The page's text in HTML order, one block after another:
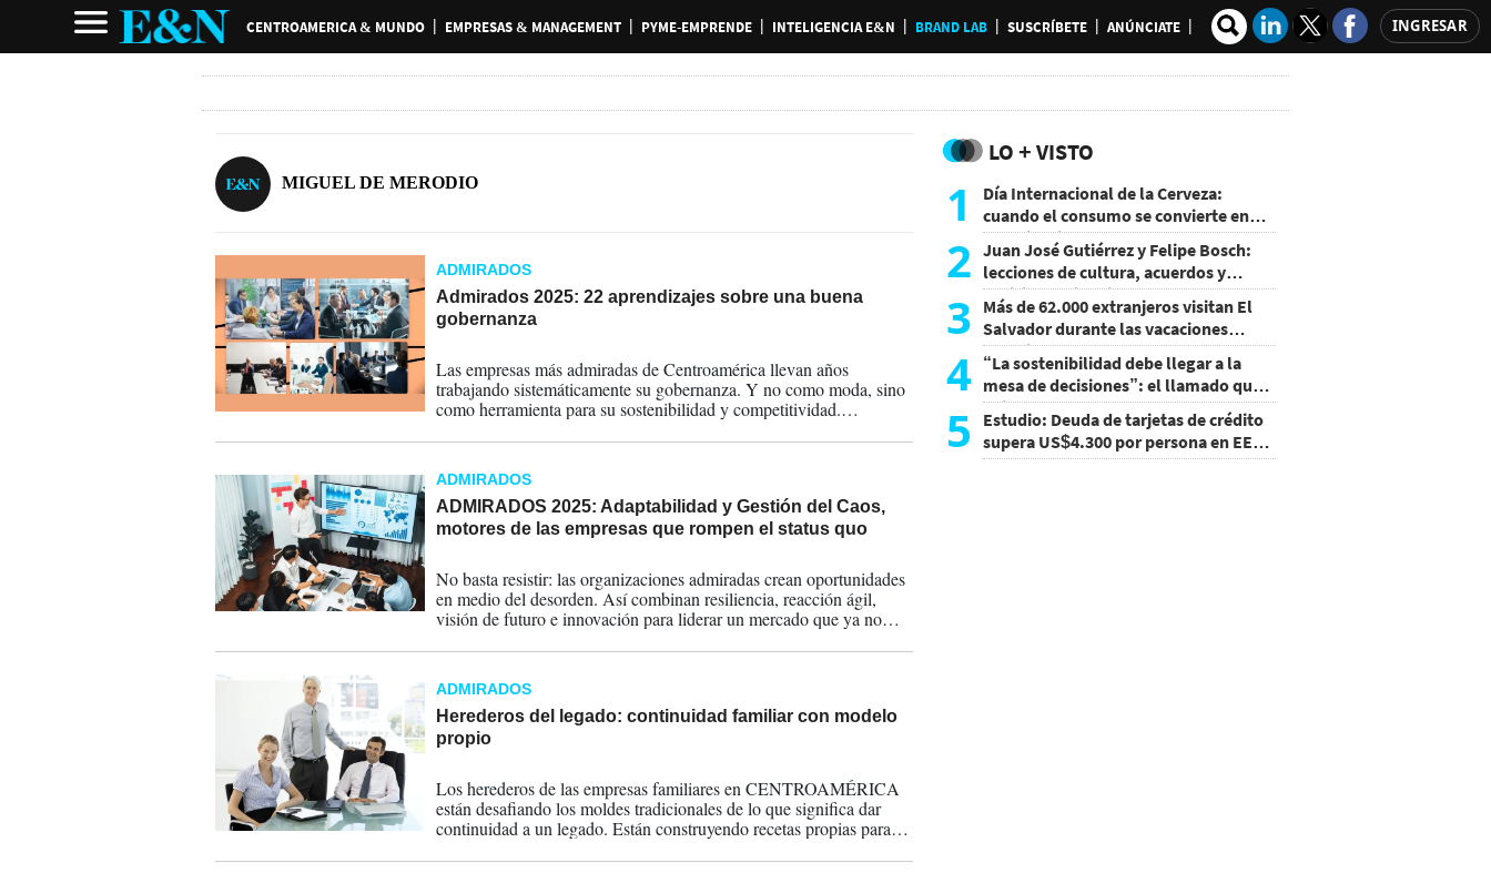
CENTROAMERICA & MUNDO EMPRESAS & MANAGEMENT PYME-EMPRENDE INTELIGENCIA E&N BRAND LAB SUSCRÍBETE ANÚNCIATE INGRESAR
MIGUEL DE MERODIO
ADMIRADOS
Admirados 2025: 22 aprendizajes sobre una buena
gobernanza
Las empresas más admiradas de Centroamérica llevan años
trabajando sistemáticamente su gobernanza. Y no como moda, sino
como herramienta para su sostenibilidad y competitividad.
tratamos de traducir aquí en recomendaciones concretas.
ADMIRADOS
ADMIRADOS 2025: Adaptabilidad y Gestión del Caos,
motores de las empresas que rompen el status quo
No basta resistir: las organizaciones admiradas crean oportunidades
en medio del desorden. Así combinan resiliencia, reacción ágil,
visión de futuro e innovación para liderar un mercado que ya no
ADMIRADOS
Herederos del legado: continuidad familiar con modelo
propio
Los herederos de las empresas familiares en CENTROAMÉRICA
están desafiando los moldes tradicionales de lo que significa dar
continuidad a un legado. Están construyendo recetas propias para
LO + VISTO
1
Día Internacional de la Cerveza:
cuando el consumo se convierte en
experiencia
2 Juan José Gutiérrez y Felipe Bosch:
lecciones de cultura, acuerdos y
decisiones sin miedo
3 Más de 62.000 extranjeros visitan El
Salvador durante las vacaciones
agostinas
4 “La sostenibilidad debe llegar a la
mesa de decisiones”: el llamado que
deja CentraRSE
5
Estudio: Deuda de tarjetas de crédito
supera US$4.300 por persona en EE.
UU.